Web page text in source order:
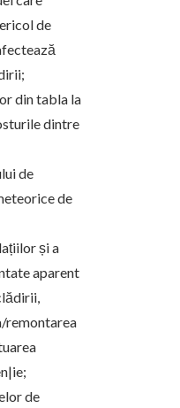
de
din tabla la
dintre
de
de
și a
aparent
remontarea
de